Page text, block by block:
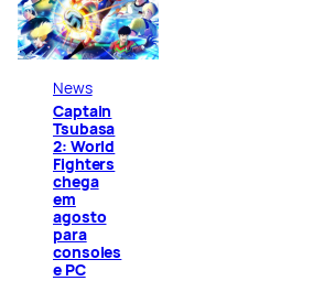
News
Captain
Tsubasa
2: World
Fighters
chega
em
agosto
para
consoles
e PC